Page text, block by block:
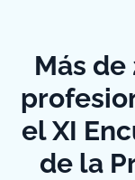
Más
el XI
de la